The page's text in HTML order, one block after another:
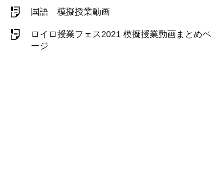
国語 模擬授業動画
ロイロ授業フェス2021 模擬授業動画まとめペ
ージ